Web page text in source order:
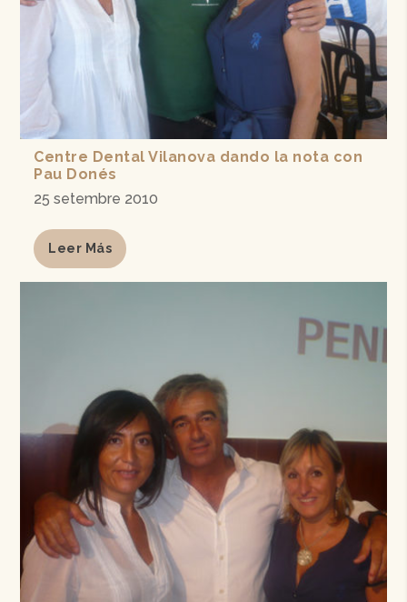
Centre Dental Vilanova dando la nota con
Pau Donés
25 setembre 2010
Leer Más